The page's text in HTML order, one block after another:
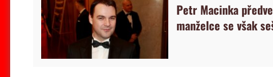
Petr Macinka
manželce se však